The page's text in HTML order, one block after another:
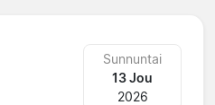
Sunnuntai
13 Jou
2026